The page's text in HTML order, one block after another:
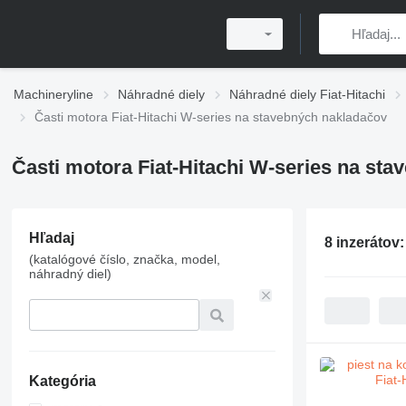
Machineryline Náhradné diely Náhradné diely Fiat-Hitachi
Časti motora Fiat-Hitachi W-series na stavebných nakladačov
Časti motora Fiat-Hitachi W-series na
Hľadaj
(katalógové číslo, značka, model,
náhradný diel)
Kategória
8 inzerátov: